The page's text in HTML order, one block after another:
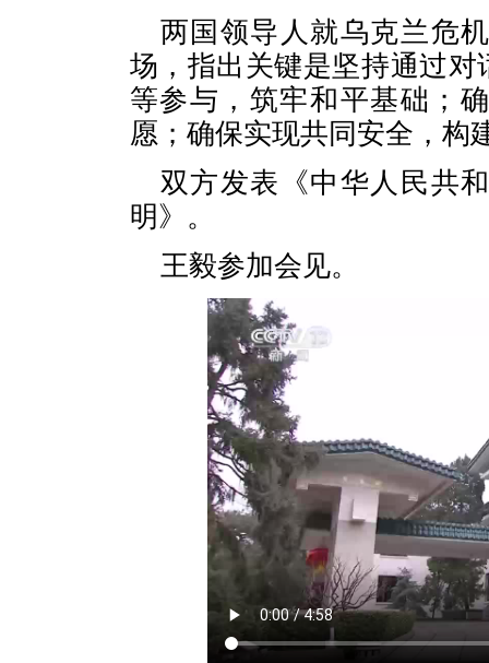
两国领导人就乌克兰危
场，指出关键是坚持通过
等参与，筑牢和平基础；
愿；确保实现共同安全，构
双方发表《中华人民共
明》。
王毅参加会见。